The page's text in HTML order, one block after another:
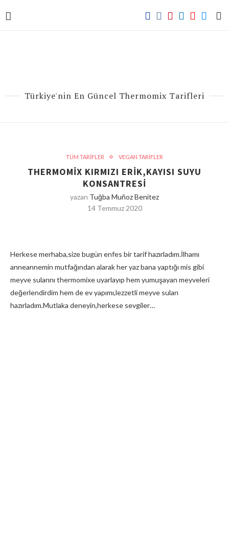
Türkiye'nin En Güncel Thermomix Tarifleri
TÜM TARİFLER VEGAN TARİFLER
THERMOMIX KIRMIZI ERIK,KAYISI SUYU
KONSANTRESI
yazan Tuğba Muñoz Benitez
14 Temmuz 2020
Herkese merhaba,size bugün enfes bir tarif hazırladım.İlhamı
anneannemin mutfağından alarak her yaz bana yaptığı mis gibi
meyve sularını thermomixe uyarlayıp hem yumuşayan meyveleri
değerlendirdim hem de ev yapımı,lezzetli meyve suları
hazırladım.Mutlaka deneyin,herkese sevgiler…